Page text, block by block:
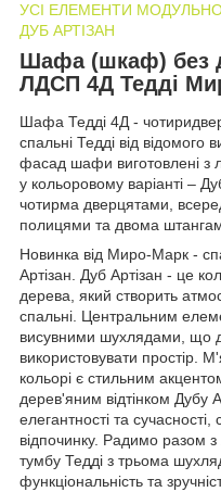
УСІ ЕЛЕМЕНТИ
ДУБ АРТІЗАН
Шафа (шкаф) без
ЛДСП 4Д Тедді
Шафа Тедді 4Д -
спальні Тедді від відомого
фасад шафи виготовлені з
у кольоровому варіанті –
чотирма дверцятами,
полицями та двома
Новинка від Миро-Марк -
Артізан. Дуб Артізан - це
дерева, який створить
спальні. Центральним
висувними шухлядами, що
використовувати простір.
кольорі є стильним
дерев'яним відтінком Дубу
елегантності та
відпочинку. Радимо разом
тумбу Тедді з трьома
функціональність та